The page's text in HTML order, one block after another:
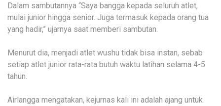
Dalam sambutannya “Saya bangga kepada seluruh atlet,
mulai junior hingga senior. Juga termasuk kepada orang tua
yang hadir,” ujarnya saat memberi sambutan.
Menurut dia, menjadi atlet wushu tidak bisa instan, sebab
setiap atlet junior rata-rata butuh waktu latihan selama 4-5
tahun.
Airlangga mengatakan, kejurnas kali ini adalah ajang untuk